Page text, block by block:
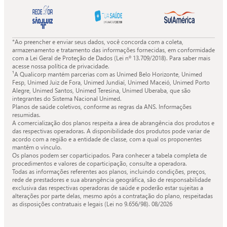
da
Quali.
Quali.
Quali.
*Ao preencher e enviar seus dados, você concorda com a coleta,
armazenamento e tratamento das informações fornecidas, em conformidade
com a Lei Geral de Proteção de Dados (Lei nº 13.709/2018). Para saber mais
acesse nossa política de privacidade.
¹A Qualicorp mantém parcerias com as Unimed Belo Horizonte, Unimed
Fesp, Unimed Juiz de Fora, Unimed Jundiaí, Unimed Maceió, Unimed Porto
Alegre, Unimed Santos, Unimed Teresina, Unimed Uberaba, que são
integrantes do Sistema Nacional Unimed.
Planos de saúde coletivos, conforme as regras da ANS. Informações
resumidas.
A comercialização dos planos respeita a área de abrangência dos produtos e
das respectivas operadoras. A disponibilidade dos produtos pode variar de
acordo com a região e a entidade de classe, com a qual os proponentes
mantêm o vínculo.
Os planos podem ser coparticipados. Para conhecer a tabela completa de
procedimentos e valores de coparticipação, consulte a operadora.
Todas as informações referentes aos planos, incluindo condições, preços,
rede de prestadores e sua abrangência geográfica, são de responsabilidade
exclusiva das respectivas operadoras de saúde e poderão estar sujeitas a
alterações por parte delas, mesmo após a contratação do plano, respeitadas
as disposições contratuais e legais (Lei no 9.656/98). 08/2026